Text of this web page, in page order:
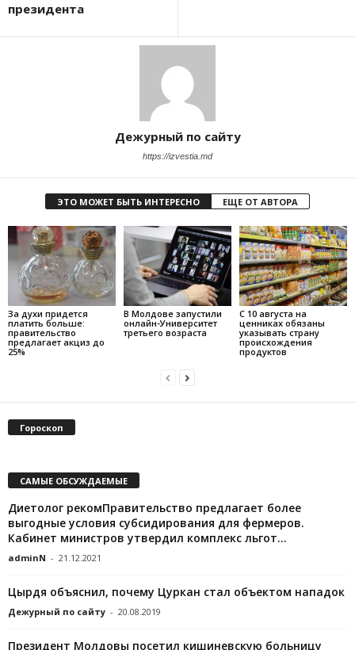
президента
Дежурный по сайту
https://izvestia.md
ЭТО МОЖЕТ БЫТЬ ИНТЕРЕСНО ЕЩЕ ОТ АВТОРА
За духи придется
платить больше:
правительство
предлагает акциз до
25%
В Молдове запустили
онлайн-Университет
третьего возраста
С 10 августа на
ценниках обязаны
указывать страну
происхождения
продуктов
Гороскоп
САМЫЕ ОБСУЖДАЕМЫЕ
Диетолог рекомПравительство предлагает более
выгодные условия субсидирования для фермеров.
Кабинет министров утвердил комплекс льгот...
adminN - 21.12.2021
Цырдя объяснил, почему Цуркан стал объектом нападок
Дежурный по сайту - 20.08.2019
Президент Молдовы посетил кишиневскую больницу